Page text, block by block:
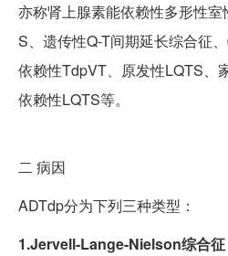
亦称肾上腺素能依赖性多形性
S、遗传性Q-T间期延长综合征
依赖性TdpVT、原发性LQTS、
依赖性LQTS等。
二 病因
ADTdp分为下列三种类型：
1.Jervell-Lange-Nielson综合征